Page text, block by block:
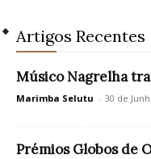
Artigos Recentes
Músico Nagrelha
Marimba Selutu - 30 de
Prémios Globos de